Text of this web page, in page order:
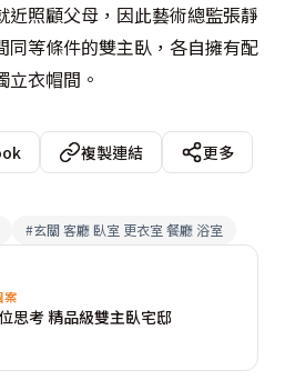
近照顧父母，因此藝術總監張靜
同等條件的雙主臥，各自擁有配
立衣帽間。
複製連結
更多
#玄關 客廳 臥室 更衣室 餐廳 浴室
案
思考 精品級雙主臥宅邸